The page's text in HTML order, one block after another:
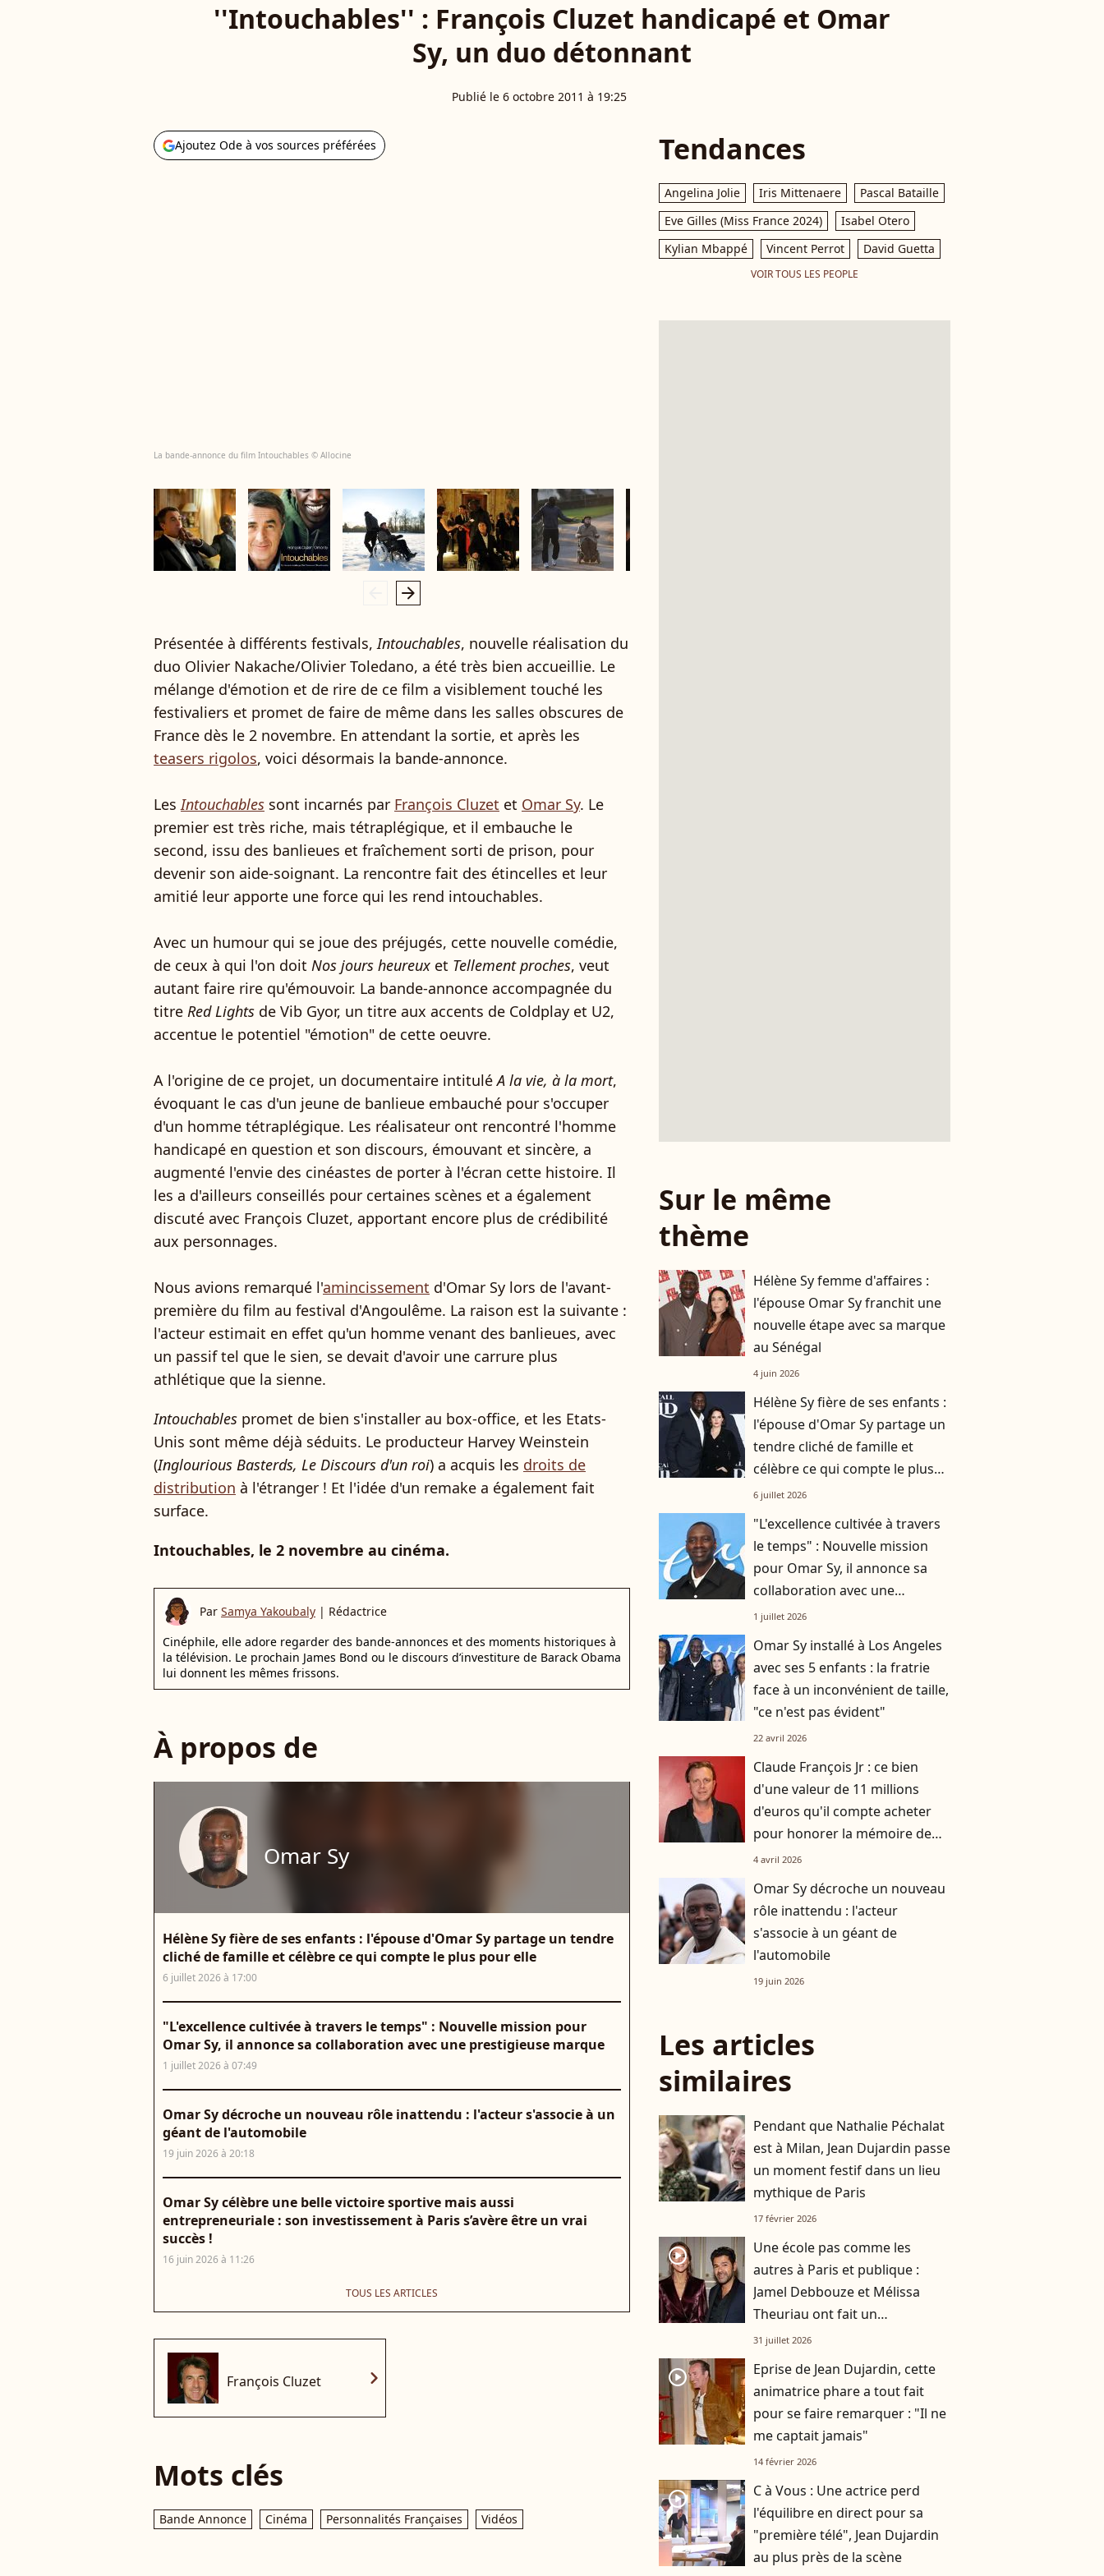
''Intouchables'' : François Cluzet handicapé et Omar
Sy, un duo détonnant
Publié le 6 octobre 2011 à 19:25
Ajoutez Ode à vos sources préférées
La bande-annonce du film Intouchables © Allocine
arrow_right
Présentée à différents festivals,Intouchables, nouvelle réalisation du
duo Olivier Nakache/Olivier Toledano, a été très bien accueillie. Le
mélange d'émotion et de rire de ce film a visiblement touché les
festivaliers et promet de faire de même dans les salles obscures de
France dès le 2 novembre. En attendant la sortie, et après les
teasers rigolos, voici désormais la bande-annonce.
LesIntouchables sont incarnés par François Cluzet et Omar Sy. Le
premier est très riche, mais tétraplégique, et il embauche le
second, issu des banlieues et fraîchement sorti de prison, pour
devenir son aide-soignant. La rencontre fait des étincelles et leur
amitié leur apporte une force qui les rend intouchables.
Avec un humour qui se joue des préjugés, cette nouvelle comédie,
de ceux à qui l'on doit Nos jours heureux et Tellement proches, veut
autant faire rire qu'émouvoir. La bande-annonce accompagnée du
titre Red Lights de Vib Gyor, un titre aux accents de Coldplay et U2,
accentue le potentiel "émotion" de cette oeuvre.
A l'origine de ce projet, un documentaire intituléA la vie, à la mort,
évoquant le cas d'un jeune de banlieue embauché pour s'occuper
d'un homme tétraplégique. Les réalisateur ont rencontré l'homme
handicapé en question et son discours, émouvant et sincère, a
augmenté l'envie des cinéastes de porter à l'écran cette histoire. Il
les a d'ailleurs conseillés pour certaines scènes et a également
discuté avec François Cluzet, apportant encore plus de crédibilité
aux personnages.
Nous avions remarqué l'amincissement d'Omar Sy lors de l'avant-
première du film au festival d'Angoulême. La raison est la suivante :
l'acteur estimait en effet qu'un homme venant des banlieues, avec
un passif tel que le sien, se devait d'avoir une carrure plus
athlétique que la sienne.
Intouchables promet de bien s'installer au box-office, et les Etats-
Unis sont même déjà séduits. Le producteur Harvey Weinstein
(Inglourious Basterds, Le Discours d'un roi) a acquis les droits de
distribution à l'étranger ! Et l'idée d'un remake a également fait
surface.
Intouchables, le 2 novembre au cinéma.
Par Samya Yakoubaly | Rédactrice
Cinéphile, elle adore regarder des bande-annonces et des moments historiques à
la télévision. Le prochain James Bond ou le discours d’investiture de Barack Obama
lui donnent les mêmes frissons.
À propos de
Omar Sy
Hélène Sy fière de ses enfants : l'épouse d'Omar Sy partage un tendre
cliché de famille et célèbre ce qui compte le plus pour elle
6 juillet 2026 à 17:00
"L'excellence cultivée à travers le temps" : Nouvelle mission pour
Omar Sy, il annonce sa collaboration avec une prestigieuse marque
1 juillet 2026 à 07:49
Omar Sy décroche un nouveau rôle inattendu : l'acteur s'associe à un
géant de l'automobile
19 juin 2026 à 20:18
Omar Sy célèbre une belle victoire sportive mais aussi
entrepreneuriale : son investissement à Paris s’avère être un vrai
succès !
16 juin 2026 à 11:26
TOUS LES ARTICLES
François Cluzet chevron_right
Mots clés
Bande Annonce Cinéma Personnalités Françaises Vidéos
Tendances
Angelina Jolie Iris Mittenaere
Pascal Bataille
Eve Gilles (Miss France 2024)
Isabel Otero
Kylian Mbappé
Vincent Perrot David Guetta
VOIR TOUS LES PEOPLE
Sur le même
thème
Hélène Sy femme d'affaires :
l'épouse Omar Sy franchit une
nouvelle étape avec sa marque
au Sénégal
4 juin 2026
Hélène Sy fière de ses enfants :
l'épouse d'Omar Sy partage un
tendre cliché de famille et
célèbre ce qui compte le plus
pour elle
6 juillet 2026
"L'excellence cultivée à travers
le temps" : Nouvelle mission
pour Omar Sy, il annonce sa
collaboration avec une
prestigieuse marque
1 juillet 2026
Omar Sy installé à Los Angeles
avec ses 5 enfants : la fratrie
face à un inconvénient de taille,
"ce n'est pas évident"
22 avril 2026
Claude François Jr : ce bien
d'une valeur de 11 millions
d'euros qu'il compte acheter
pour honorer la mémoire de
son père Claude François
4 avril 2026
Omar Sy décroche un nouveau
rôle inattendu : l'acteur
s'associe à un géant de
l'automobile
19 juin 2026
Les articles
similaires
Pendant que Nathalie Péchalat
est à Milan, Jean Dujardin passe
un moment festif dans un lieu
mythique de Paris
17 février 2026
player2
Une école pas comme les
autres à Paris et publique :
Jamel Debbouze et Mélissa
Theuriau ont fait un
compromis pour leurs enfants
31 juillet 2026
player2
Eprise de Jean Dujardin, cette
animatrice phare a tout fait
pour se faire remarquer : "Il ne
me captait jamais"
14 février 2026
player2
C à Vous : Une actrice perd
l'équilibre en direct pour sa
"première télé", Jean Dujardin
au plus près de la scène